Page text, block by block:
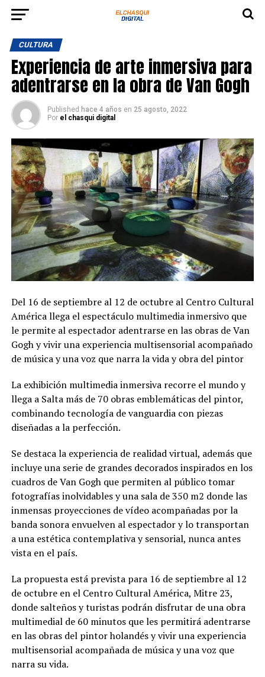
CULTURA
Experiencia de arte inmersiva para
adentrarse en la obra de Van Gogh
Published hace 4 años en 25 agosto, 2022
Por el chasqui digital
Del 16 de septiembre al 12 de octubre al Centro Cultural
América llega el espectáculo multimedia inmersivo que
le permite al espectador adentrarse en las obras de Van
Gogh y vivir una experiencia multisensorial acompañado
de música y una voz que narra la vida y obra del pintor
La exhibición multimedia inmersiva recorre el mundo y
llega a Salta más de 70 obras emblemáticas del pintor,
combinando tecnología de vanguardia con piezas
diseñadas a la perfección.
Se destaca la experiencia de realidad virtual, además que
incluye una serie de grandes decorados inspirados en los
cuadros de Van Gogh que permiten al público tomar
fotografías inolvidables y una sala de 350 m2 donde las
inmensas proyecciones de vídeo acompañadas por la
banda sonora envuelven al espectador y lo transportan
a una estética contemplativa y sensorial, nunca antes
vista en el país.
La propuesta está prevista para 16 de septiembre al 12
de octubre en el Centro Cultural América, Mitre 23,
donde salteños y turistas podrán disfrutar de una obra
multimedial de 60 minutos que les permitirá adentrarse
en las obras del pintor holandés y vivir una experiencia
multisensorial acompañada de música y una voz que
narra su vida.